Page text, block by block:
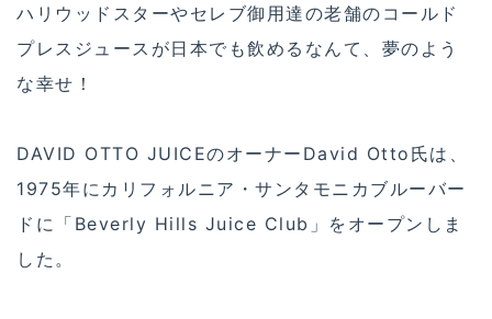
ハリウッドスターやセレブ御用達の老舗のコールド
プレスジュースが日本でも飲めるなんて、夢のよう
な幸せ！
DAVID OTTO JUICEのオーナーDavid Otto氏は、
1975年にカリフォルニア・サンタモニカブルーバー
ドに「Beverly Hills Juice Club」をオープンしま
した。